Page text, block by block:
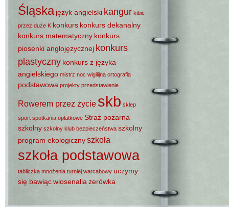
Śląska język angielski kangur kibic
przez duże K konkurs konkurs dekanalny
konkurs matematyczny konkurs
piosenki anglojęzycznej konkurs
plastyczny konkurs z języka
angielskiego mistrz noc wigilijna ortografia
podstawowa projekty przedstawienie
Rowerem przez życie skb sklep
sport spotkania opłatkowe Straż pożarna
szkolny szkolny klub bezpieczeństwa szkolny
program ekologicznyszkoła
szkoła podstawowa
tabliczka mnożenia turniej warcabowy uczymy
się bawiącwiosenalia zerówka